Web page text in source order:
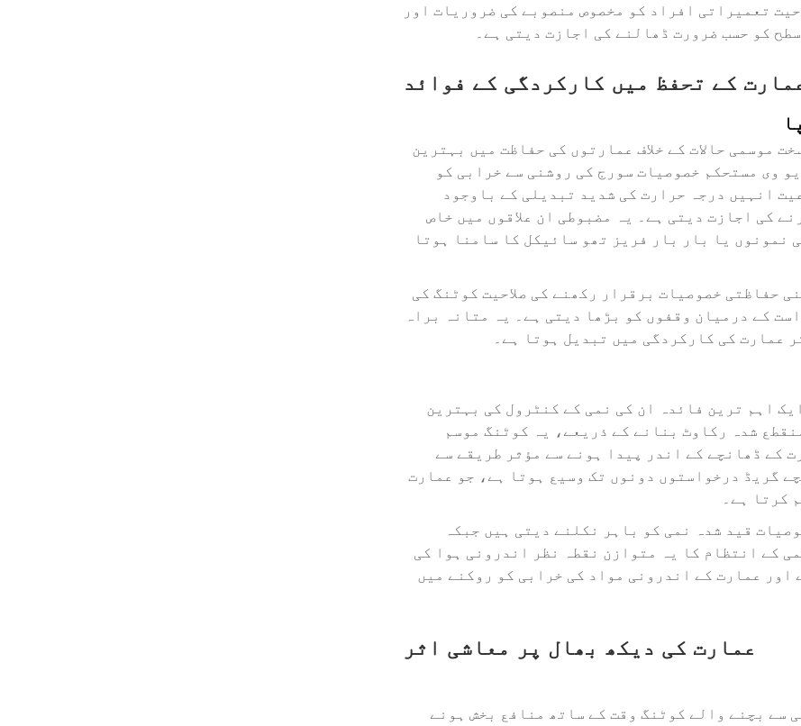
تعمیراتی افراد کو مخصوص منصوبے کی ضروریات اور
کو حسب ضرورت ڈھالنے کی اجازت دیتی ہے۔
کے تحفظ میں کارکردگی کے فوائد
موسمی حالات کے خلاف عمارتوں کی حفاظت میں بہترین
وی مستحکم خصوصیات سورج کی روشنی سے خرابی کو
انہیں درجہ حرارت کی شدید تبدیلی کے باوجود
کی اجازت دیتی ہے۔ یہ مضبوطی ان علاقوں میں خاص
نمونوں یا بار بار فریز تھو سائیکل کا سامنا ہوتا
حفاظتی خصوصیات برقرار رکھنے کی صلاحیت کوٹنگ کی
کے درمیان وقفوں کو بڑھا دیتی ہے۔ یہ متانہ براہ
عمارت کی کارکردگی میں تبدیل ہوتا ہے۔
اہم ترین فائدہ ان کی نمی کے کنٹرول کی بہترین
شدہ رکاوٹ بنانے کے ذریعے، یہ کوٹنگ موسم
کے ڈھانچے کے اندر پیدا ہونے سے مؤثر طریقے سے
گریڈ درخواستوں دونوں تک وسیع ہوتا ہے، جو عمارت
کرتا ہے۔
قید شدہ نمی کو باہر نکلنے دیتی ہیں جبکہ
کے انتظام کا یہ متوازن نقطہ نظر اندرونی ہوا کی
اور عمارت کے اندرونی مواد کی خرابی کو روکنے میں
عمارت کی دیکھ بھال پر معاشی اثر
سے بچنے والے کوٹنگ وقت کے ساتھ منافع بخش ہونے